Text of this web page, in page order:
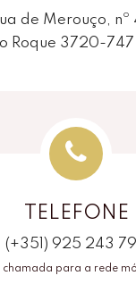
de Merouço, nº
Roque 3720-
TELEFONE
(+351) 925 243
chamada para a rede